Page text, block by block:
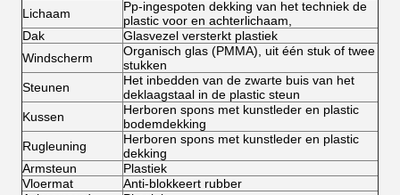
Lichaam
Pp-ingespoten dekking van het techniek de
plastic voor en achterlichaam,
Dak
Glasvezel versterkt plastiek
Windscherm
Organisch glas (PMMA), uit één stuk of twee
stukken
Steunen
Het inbedden van de zwarte buis van het
deklaagstaal in de plastic steun
Kussen
Herboren spons met kunstleder en plastic
bodemdekking
Rugleuning
Herboren spons met kunstleder en plastic
dekking
Armsteun
Plastiek
Vloermat
Anti-blokkeert rubber